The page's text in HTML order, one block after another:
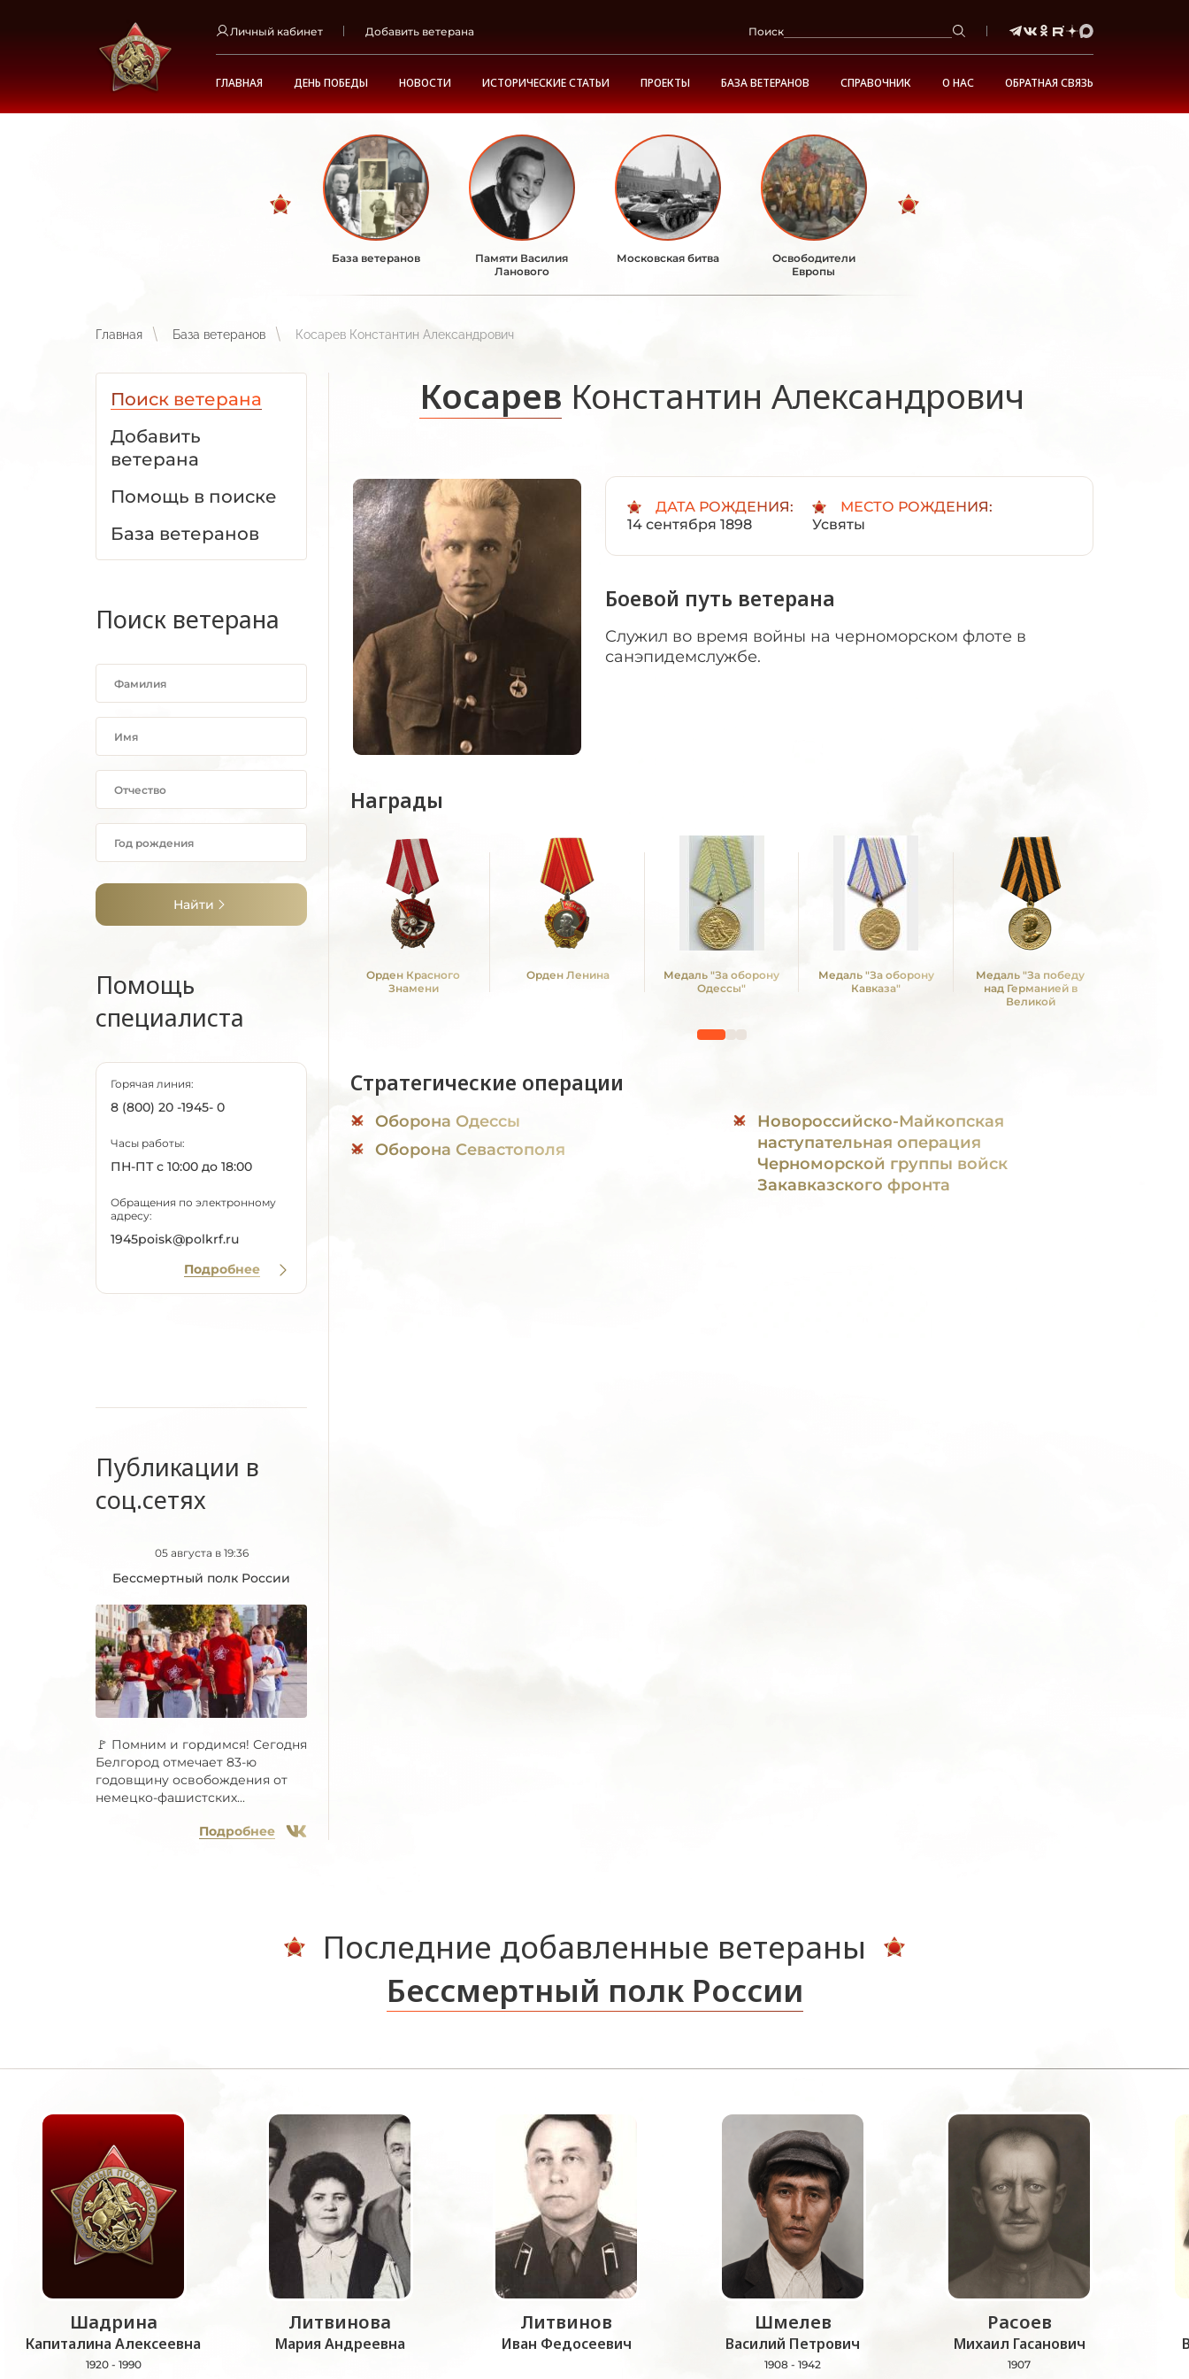
Личный кабинет Добавить ветерана Поиск
ГЛАВНАЯ ДЕНЬ ПОБЕДЫ НОВОСТИ ИСТОРИЧЕСКИЕ СТАТЬИ ПРОЕКТЫ БАЗА ВЕТЕРАНОВ СПРАВОЧНИК О НАС ОБРАТНАЯ СВЯЗЬ
База ветеранов
Памяти Василия
Ланового
Московская битва
Освободители
Европы
Главная База ветеранов Косарев Константин Александрович
Поиск ветерана
Добавить
ветерана
Помощь в поиске
База ветеранов
Поиск ветерана
Найти
Помощь
специалиста
Горячая линия:
8 (800) 20 -1945- 0
Часы работы:
ПН-ПТ с 10:00 до 18:00
Обращения по электронному
адресу:
1945poisk@polkrf.ru
Подробнее
Публикации в
соц.сетях
05 августа в 19:36
Бессмертный полк России
🚩 Помним и гордимся! Сегодня
Белгород отмечает 83-ю
годовщину освобождения от
немецко-фашистских...
Подробнее
Косарев Константин Александрович
ДАТА РОЖДЕНИЯ:
14 сентября 1898
МЕСТО РОЖДЕНИЯ:
Усвяты
Боевой путь ветерана
Служил во время войны на черноморском флоте в
санэпидемслужбе.
Награды
Орден Красного
Знамени
Орден Ленина
Медаль "За оборону
Одессы"
Медаль "За оборону
Кавказа"
Медаль "За победу
над Германией в
Великой
Стратегические операции
Оборона Одессы
Оборона Севастополя
Новороссийско-Майкопская
наступательная операция
Черноморской группы войск
Закавказского фронта
Последние добавленные ветераны
Бессмертный полк России
Шадрина
Капиталина Алексеевна
1920 - 1990
Литвинова
Мария Андреевна
Литвинов
Иван Федосеевич
Шмелев
Василий Петрович
1908 - 1942
Расоев
Михаил Гасанович
1907